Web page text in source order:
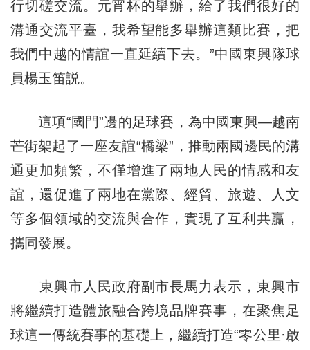
行切磋交流。元宵杯的舉辦，給了我們很好的
溝通交流平臺，我希望能多舉辦這類比賽，把
我們中越的情誼一直延續下去。”中國東興隊球
員楊玉笛説。
這項“國門”邊的足球賽，為中國東興—越南
芒街架起了一座友誼“橋梁”，推動兩國邊民的溝
通更加頻繁，不僅增進了兩地人民的情感和友
誼，還促進了兩地在黨際、經貿、旅遊、人文
等多個領域的交流與合作，實現了互利共贏，
攜同發展。
東興市人民政府副市長馬力表示，東興市
將繼續打造體旅融合跨境品牌賽事，在聚焦足
球這一傳統賽事的基礎上，繼續打造“零公里·啟